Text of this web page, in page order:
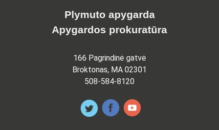
Plymuto apygarda
Apygardos prokuratūra
166 Pagrindinė gatvė
Broktonas, MA 02301
508-584-8120